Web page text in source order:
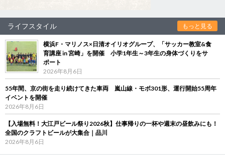
ライフスタイル もっと見る
横浜F・マリノス×日清オイリオグループ、「サッカー教室&食
育講座 in 宮崎」を開催 小学1年生～3年生の身体づくりをサ
ポート
2026年8月6日
55年間、京の街を走り続けてきた車両 嵐山線・モボ301形、運行開始55周年
イベントを開催
2026年8月6日
【入場無料！大江戸ビール祭り2026秋】仕事帰りの一杯や週末の昼飲みにも！
全国のクラフトビールが大集合｜品川
2026年8月6日